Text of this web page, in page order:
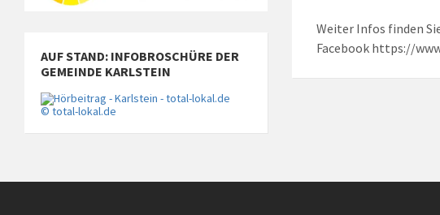
Weiter Infos finden
Facebook https://
AUF STAND: INFOBROSCHÜRE DER
GEMEINDE KARLSTEIN
© total-lokal.de